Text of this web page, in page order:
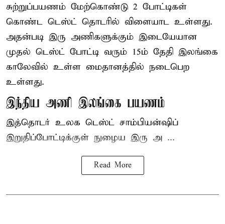
சுற்றுப்பயணம் மேற்கொண்டு 2 போட்டிகள்
கொண்ட டெஸ்ட் தொடரில் விளையாட உள்ளது.
அதன்படி இரு அணிகளுக்கும் இடையேயான
முதல் டெஸ்ட் போட்டி வரும் 15ம் தேதி இலங்கை
காலேவில் உள்ள மைதானத்தில் நடைபெற
உள்ளது.
இந்திய அணி இலங்கை பயணம்
இத்தொடர் உலக டெஸ்ட் சாம்பியன்ஷிப்
இறுதிப்போட்டிக்குள் நுழைய இரு அ ...
Read More